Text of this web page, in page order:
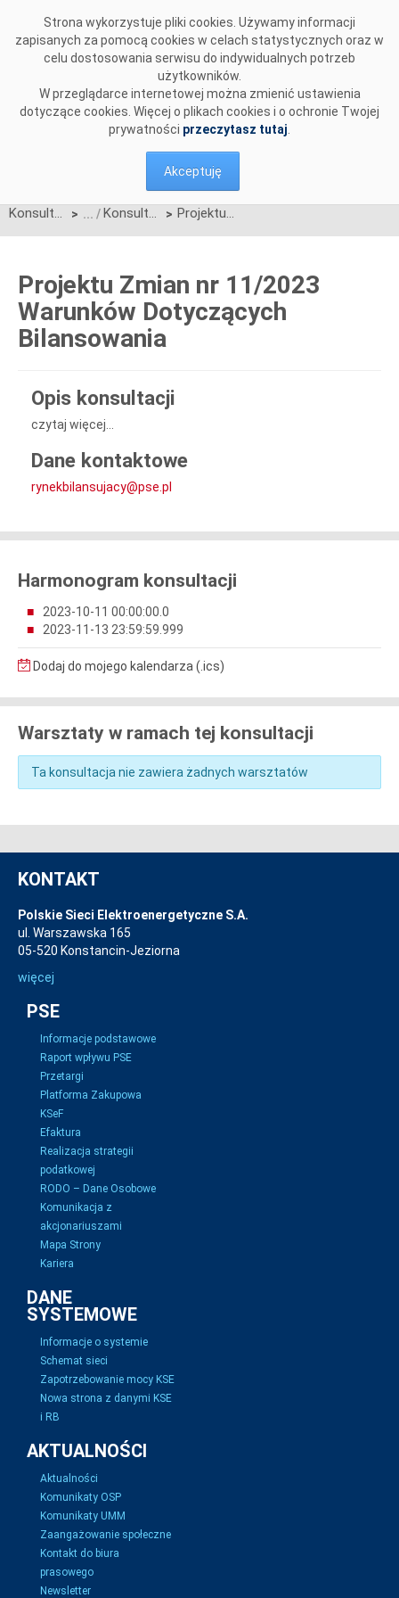
Strona wykorzystuje pliki cookies. Używamy informacji
zapisanych za pomocą cookies w celach statystycznych oraz w
celu dostosowania serwisu do indywidualnych potrzeb
użytkowników.
W przeglądarce internetowej można zmienić ustawienia
dotyczące cookies. Więcej o plikach cookies i o ochronie Twojej
prywatności przeczytasz tutaj
Akceptuję
Konsultacje > Konsultacje zakończone > Projektu Zmian nr 11/2023 Warunków Dotyczących Bilansowania
Projektu Zmian nr 11/2023
Warunków Dotyczących
Bilansowania
Opis konsultacji
czytaj więcej...
Dane kontaktowe
rynekbilansujacy@pse.pl
Harmonogram konsultacji
2023-10-11 00:00:00.0
2023-11-13 23:59:59.999
Dodaj do mojego kalendarza (.ics)
Warsztaty w ramach tej konsultacji
Ta konsultacja nie zawiera żadnych warsztatów
KONTAKT
Polskie Sieci Elektroenergetyczne S.A.
ul. Warszawska 165
05-520 Konstancin-Jeziorna
więcej
PSE
Informacje podstawowe
Raport wpływu PSE
Przetargi
Platforma Zakupowa
KSeF
Efaktura
Realizacja strategii
podatkowej
RODO – Dane Osobowe
Komunikacja z
akcjonariuszami
Mapa Strony
Kariera
DANE
SYSTEMOWE
Informacje o systemie
Schemat sieci
Zapotrzebowanie mocy KSE
Nowa strona z danymi KSE
i RB
AKTUALNOŚCI
Aktualności
Komunikaty OSP
Komunikaty UMM
Zaangażowanie społeczne
Kontakt do biura
prasowego
Newsletter